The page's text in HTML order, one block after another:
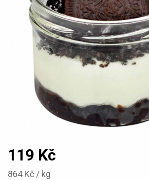
119 Kč
864 Kč / kg